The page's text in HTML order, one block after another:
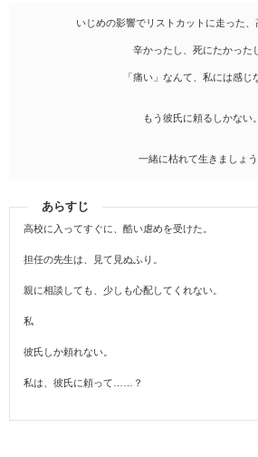
いじめの影響でリストカットに走った、
辛かったし、死にたかった
「痛い」なんて、私には感じ
もう彼氏に頼るしかない。
一緒に枯れて生きましょう
あらすじ
高校に入ってすぐに、酷い虐めを受けた。
担任の先生は、見て見ぬふり。
親に相談しても、少しも心配してくれない。
私
彼氏しか頼れない。
私は、彼氏に頼って……？